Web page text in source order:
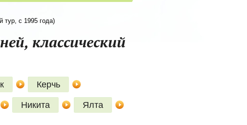
тур, с 1995 года)
классический
Керчь
Никита Ялта